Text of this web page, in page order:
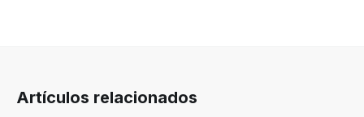
Artículos relacionados